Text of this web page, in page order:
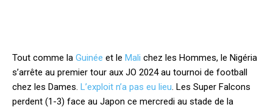
Tout comme la Guinée et le Mali chez les Hommes, le Nigéria
s’arrête au premier tour aux JO 2024 au tournoi de football
chez les Dames. L’exploit n’a pas eu lieu. Les Super Falcons
perdent (1-3) face au Japon ce mercredi au stade de la